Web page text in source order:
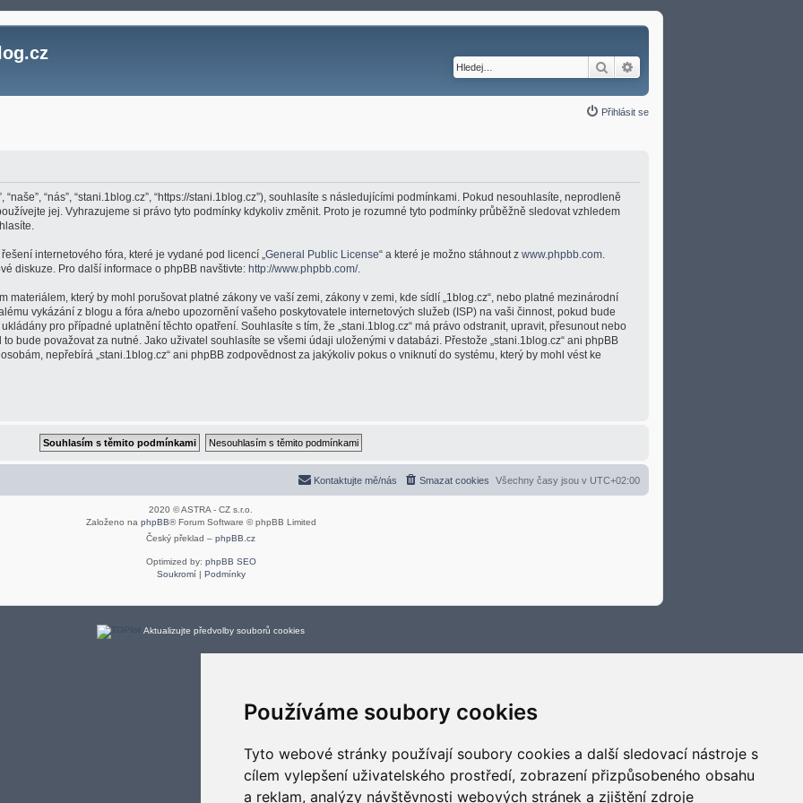
Používáme soubory cookies
Tyto webové stránky používají soubory cookies a další sledovací nástroje s
cílem vylepšení uživatelského prostředí, zobrazení přizpůsobeného obsahu
a reklam, analýzy návštěvnosti webových stránek a zjištění zdroje
Hledat
Přihlásit se
“naše”, “nás”, “stani.1blog.cz”, “https://stani.1blog.cz”), souhlasíte s následujícími podmínkami. Pokud nesouhlasíte, neprodleně
jej. Vyhrazujeme si právo tyto podmínky kdykoliv změnit. Proto je rozumné tyto podmínky průběžně sledovat vzhledem
internetového fóra, které je vydané pod licencí „ General Public License“ a které je možno stáhnout z www.phpbb.com
diskuze. Pro další informace o phpBB navštivte: http://www.phpbb.com/.
materiálem, který by mohl porušovat platné zákony ve vaší zemi, zákony v zemi, kde sídlí „1blog.cz“, nebo platné mezinárodní
vykázání z blogu a fóra a/nebo upozornění vašeho poskytovatele internetových služeb (ISP) na vaši činnost, pokud bude
pro případné uplatnění těchto opatření. Souhlasíte s tím, že „stani.1blog.cz“ má právo odstranit, upravit, přesunout nebo
bude považovat za nutné. Jako uživatel souhlasíte se všemi údaji uloženými v databázi. Přestože „stani.1blog.cz“ ani phpBB
nepřebírá „stani.1blog.cz“ ani phpBB zodpovědnost za jakýkoliv pokus o vniknutí do systému, který by mohl vést ke
Všechny časy jsou v UTC+02:00
Smazat cookies
Kontaktujte mě/nás
2020 © ASTRA - CZ s.r.o.
Založeno na phpBB® Forum Software © phpBB Limited
Český překlad – phpBB.cz
Optimized by: phpBB SEO
Soukromí| Podmínky
Aktualizujte předvolby souborů cookies